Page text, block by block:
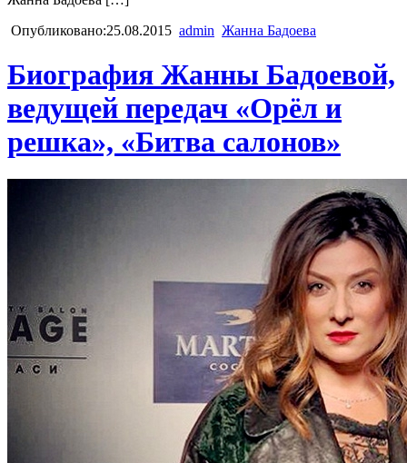
Опубликовано:25.08.2015 admin Жанна Бадоева
Биография Жанны Бадоевой,
ведущей передач «Орёл и
решка», «Битва салонов»